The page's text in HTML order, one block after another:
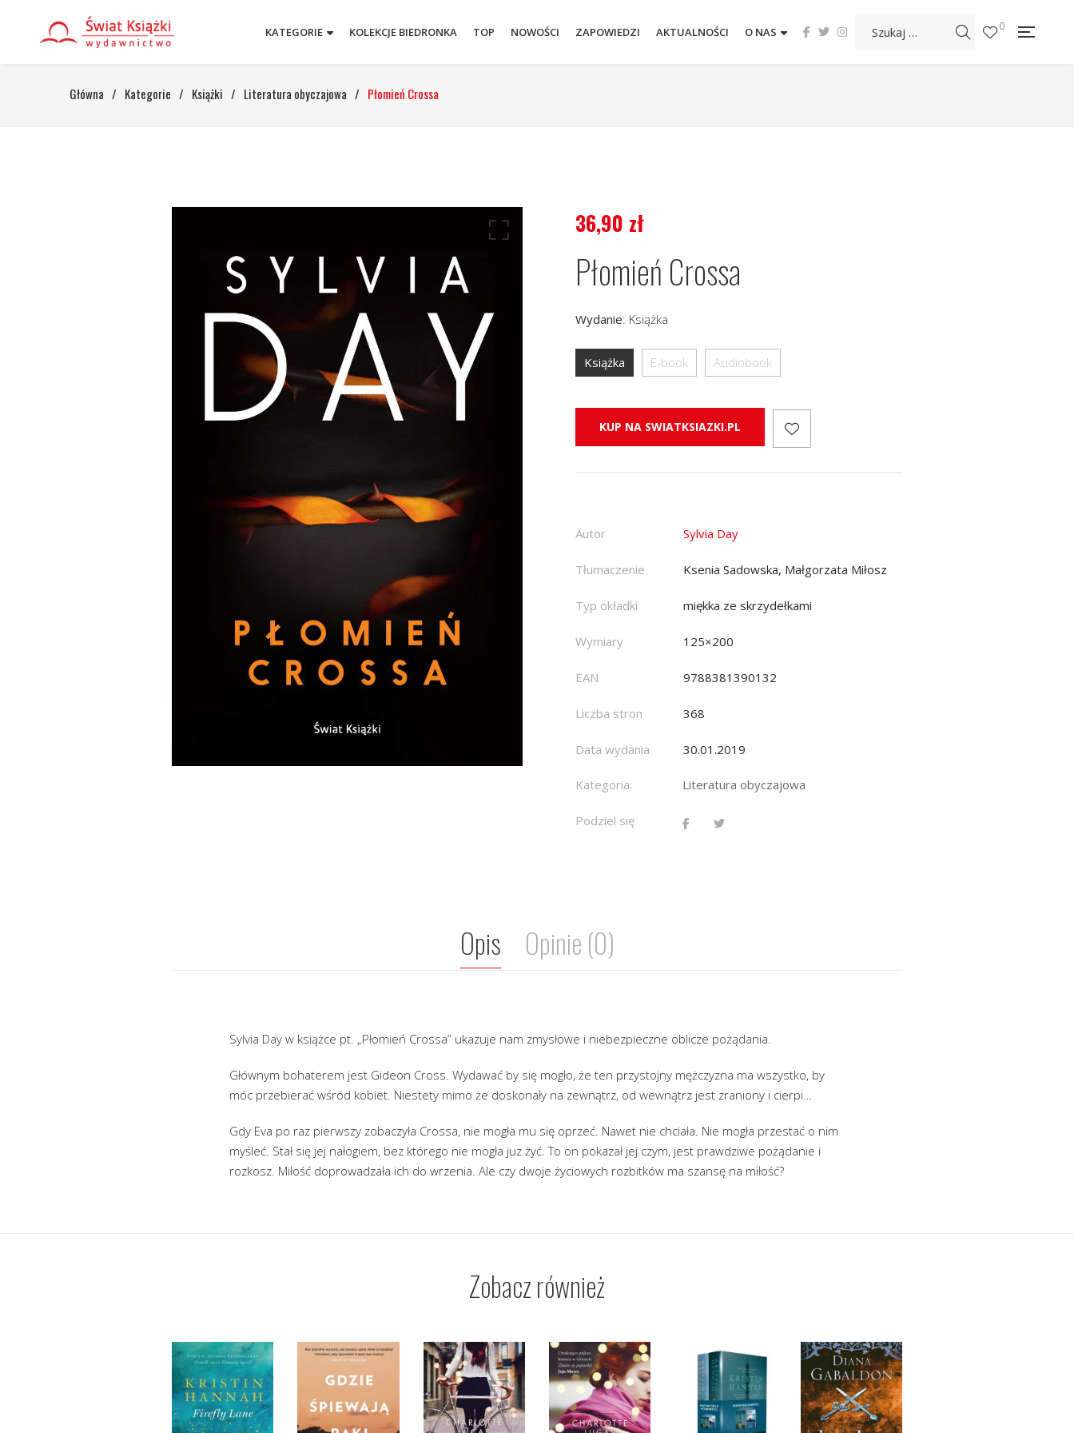
KATEGORIE KOLEKCJE BIEDRONKA TOP NOWOŚCI ZAPOWIEDZI AKTUALNOŚCI O NAS 0
Główna / Kategorie / Książki / Literatura obyczajowa / Płomień Crossa
36,90 zł
Płomień Crossa
Wydanie: Książka
Książka E-book Audiobook
KUP NA SWIATKSIAZKI.PL
Autor Sylvia Day
Tłumaczenie Ksenia Sadowska, Małgorzata Miłosz
Typ okładki miękka ze skrzydełkami
Wymiary 125×200
EAN 9788381390132
Liczba stron 368
Data wydania 30.01.2019
Kategoria: Literatura obyczajowa
Podziel się
Opis Opinie (0)
Sylvia Day w książce pt. „Płomień Crossa” ukazuje nam zmysłowe i niebezpieczne oblicze pożądania.
Głównym bohaterem jest Gideon Cross. Wydawać by się mogło, że ten przystojny mężczyzna ma wszystko, by
móc przebierać wśród kobiet. Niestety mimo że doskonały na zewnątrz, od wewnątrz jest zraniony i cierpi…
Gdy Eva po raz pierwszy zobaczyła Crossa, nie mogła mu się oprzeć. Nawet nie chciała. Nie mogła przestać o nim
myśleć. Stał się jej nałogiem, bez którego nie mogła juz żyć. To on pokazał jej czym, jest prawdziwe pożądanie i
rozkosz. Miłość doprowadzała ich do wrzenia. Ale czy dwoje życiowych rozbitków ma szansę na miłość?
Zobacz również